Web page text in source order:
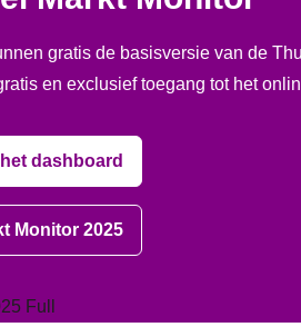
gratis de basisversie van de
en exclusief toegang tot het
dashboard
Monitor 2025